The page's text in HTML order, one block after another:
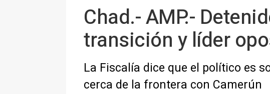
Chad.- AMP.-
transición y líder
La Fiscalía dice que el político es
cerca de la frontera con Camerún